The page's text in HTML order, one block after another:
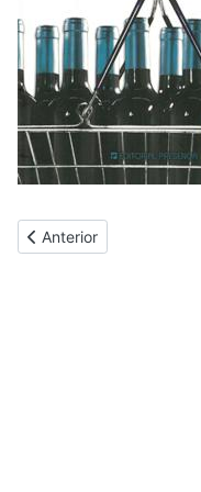
Artigo anterior: El
Anterior